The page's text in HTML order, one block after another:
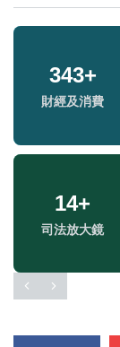
343+
財經及消費
14+
司法放大鏡